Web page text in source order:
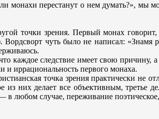
монахи перестанут о нем думать?», мы
точки зрения. Первый монах
чуть было не написал: «Знамя
каждое следствие имеет свою причину,
и иррациональность первого монаха.
точка зрения практически не
делает все объективным, третье
любом случае, переживание